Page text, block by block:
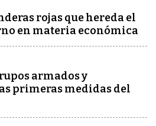
rojas que hereda el
en materia económica
armados y
primeras medidas del